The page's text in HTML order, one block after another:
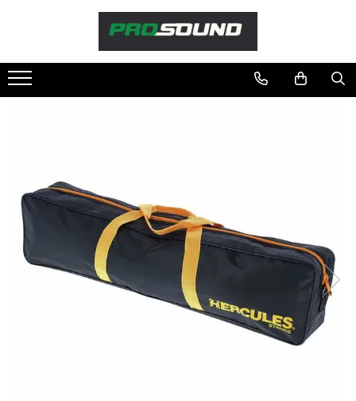
Sonorizare / PA
Boxe Audio
Ecrane de difuzie
Mixere audio
Monitorizare In-Ear
Pickup-uri, platane & accesorii